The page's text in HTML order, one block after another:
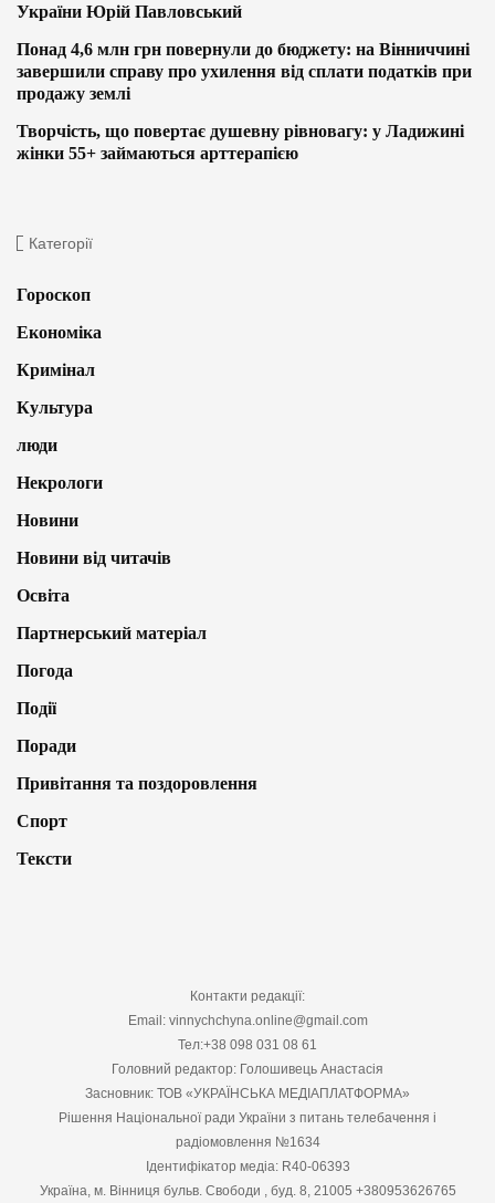
України Юрій Павловський
Понад 4,6 млн грн повернули до бюджету: на Вінниччині
завершили справу про ухилення від сплати податків при
продажу землі
Творчість, що повертає душевну рівновагу: у Ладижині
жінки 55+ займаються арттерапією
Категорії
Гороскоп
Економіка
Кримінал
Культура
люди
Некрологи
Новини
Новини від читачів
Освіта
Партнерський матеріал
Погода
Події
Поради
Привітання та поздоровлення
Спорт
Тексти
Контакти редакції:
Email: vinnychchyna.online@gmail.com
Тел:+38 098 031 08 61
Головний редактор: Голошивець Анастасія
Засновник: ТОВ «УКРАЇНСЬКА МЕДІАПЛАТФОРМА»
Рішення Національної ради України з питань телебачення і
радіомовлення №1634
Ідентифікатор медіа: R40-06393
Україна, м. Вінниця бульв. Свободи , буд. 8, 21005 +380953626765